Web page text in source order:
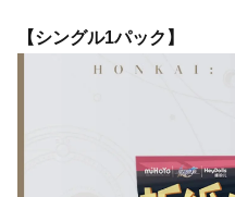
【シングル1パック】